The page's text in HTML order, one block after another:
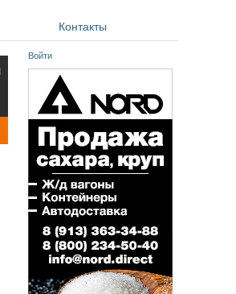
Контакты
Войти